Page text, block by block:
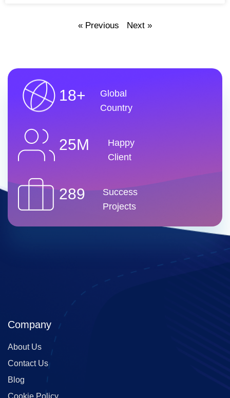
« Previous Next »
18+
Global
Country
25M
Happy
Client
289
Success
Projects
Company
About Us
Contact Us
Blog